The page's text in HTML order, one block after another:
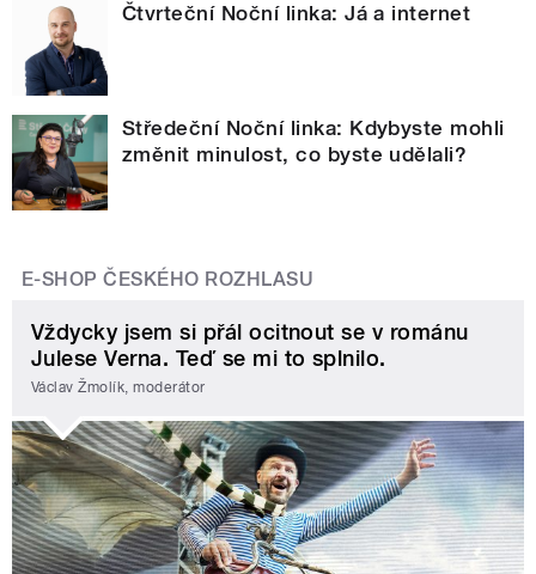
Čtvrteční Noční linka: Já a internet
Středeční Noční linka: Kdybyste mohli
změnit minulost, co byste udělali?
E-SHOP ČESKÉHO ROZHLASU
Vždycky jsem si přál ocitnout se v románu
Julese Verna. Teď se mi to splnilo.
Václav Žmolík, moderátor